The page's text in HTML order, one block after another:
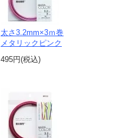
太さ3.2mm×3ｍ巻
メタリックピンク
495円(税込)